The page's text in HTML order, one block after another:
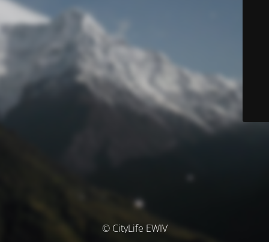
© CityLife EWIV